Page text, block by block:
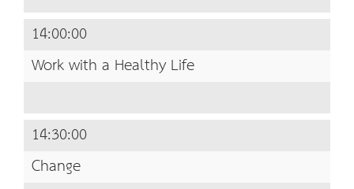
14:00:00
Work with a Healthy Life
14:30:00
Change